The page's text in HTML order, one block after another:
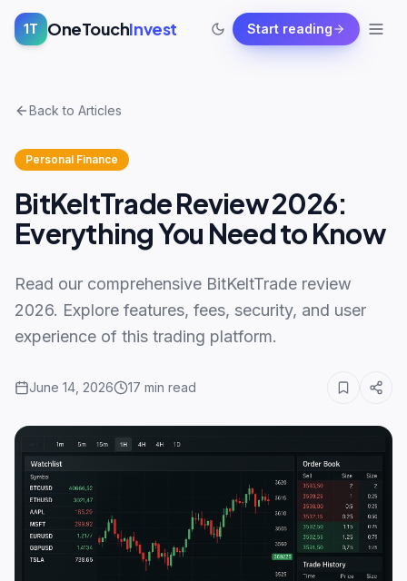
1T OneTouchInvest Start reading
Back to Articles
Personal Finance
BitKeltTrade Review 2026:
Everything You Need to Know
Read our comprehensive BitKeltTrade review
2026. Explore features, fees, security, and user
experience of this trading platform.
June 14, 2026 17 min read